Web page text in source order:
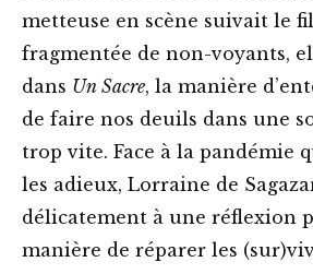
metteuse en scène suivait le
fragmentée de non-voyants,
dans Un Sacre, la manière
de faire nos deuils dans une
trop vite. Face à la pandémie
les adieux, Lorraine de
délicatement à une réflexion
manière de réparer les